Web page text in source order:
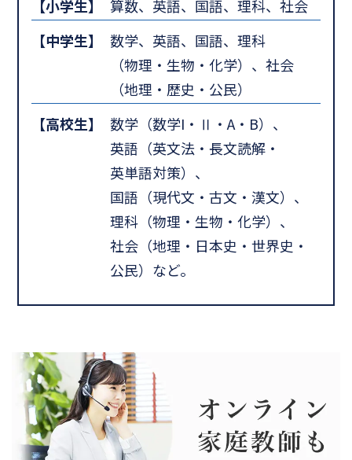
【小学生】
算数、英語、国語、理科、社会
【中学生】
数学、英語、国語、理科
（物理・生物・化学）、社会
（地理・歴史・公民）
【高校生】
数学（数学I・Ⅱ・A・B）、
英語（英文法・長文読解・
英単語対策）、
国語（現代文・古文・漢文）、
理科（物理・生物・化学）、
社会（地理・日本史・世界史・
公民）など。